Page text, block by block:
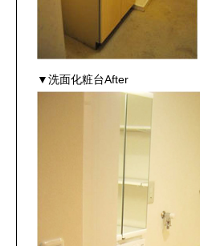
▼洗面化粧台After